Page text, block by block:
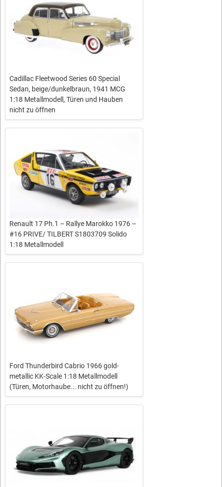
Cadillac Fleetwood Series 60 Special
Sedan, beige/dunkelbraun, 1941 MCG
1:18 Metallmodell, Türen und Hauben
nicht zu öffnen
Renault 17 Ph.1 – Rallye Marokko 1976 –
#16 PRIVE/ TILBERT S1803709 Solido
1:18 Metallmodell
Ford Thunderbird Cabrio 1966 gold-
metallic KK-Scale 1:18 Metallmodell
(Türen, Motorhaube... nicht zu öffnen!)